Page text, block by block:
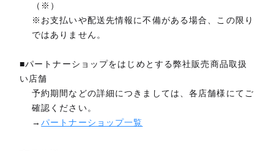
（※）
※お支払いや配送先情報に不備がある場合、この限り
ではありません。
■パートナーショップをはじめとする弊社販売商品取扱
い店舗
予約期間などの詳細につきましては、各店舗様にてご
確認ください。
→パートナーショップ一覧